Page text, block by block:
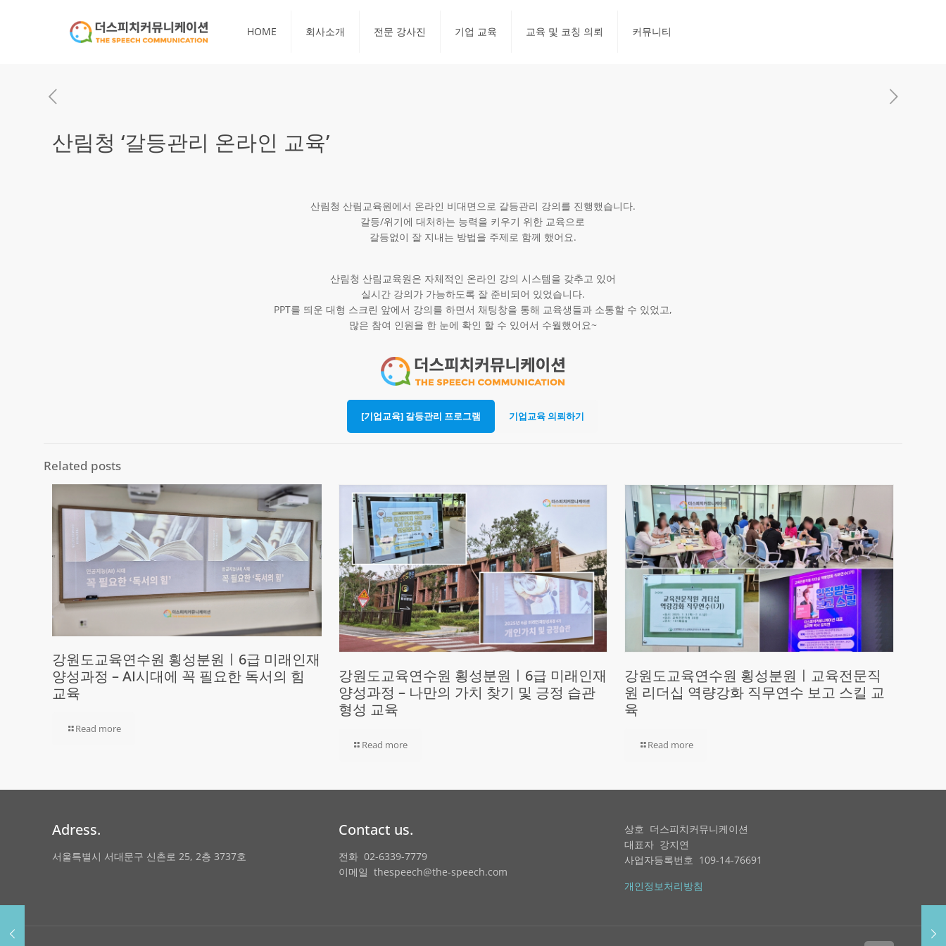
HOME 회사소개 전문 강사진 기업 교육 교육 및 코칭 의뢰 커뮤니티
산림청 ‘갈등관리 온라인 교육’
산림청 산림교육원에서 온라인 비대면으로 갈등관리 강의를 진행했습니다.
갈등/위기에 대처하는 능력을 키우기 위한 교육으로
갈등없이 잘 지내는 방법을 주제로 함께 했어요.
산림청 산림교육원은 자체적인 온라인 강의 시스템을 갖추고 있어
실시간 강의가 가능하도록 잘 준비되어 있었습니다.
PPT를 띄운 대형 스크린 앞에서 강의를 하면서 채팅창을 통해 교육생들과 소통할 수 있었고,
많은 참여 인원을 한 눈에 확인 할 수 있어서 수월했어요~
[기업교육] 갈등관리 프로그램 기업교육 의뢰하기
Related posts
강원도교육연수원 횡성분원ㅣ6급 미래인재
양성과정 – AI시대에 꼭 필요한 독서의 힘
교육
Read more
강원도교육연수원 횡성분원ㅣ6급 미래인재
양성과정 – 나만의 가치 찾기 및 긍정 습관
형성 교육
Read more
강원도교육연수원 횡성분원ㅣ교육전문직
원 리더십 역량강화 직무연수 보고 스킬 교
육
Read more
Adress.
서울특별시 서대문구 신촌로 25, 2층 3737호
Contact us.
전화 02-6339-7779
이메일 thespeech@the-speech.com
상호 더스피치커뮤니케이션
대표자 강지연
사업자등록번호 109-14-76691
개인정보처리방침